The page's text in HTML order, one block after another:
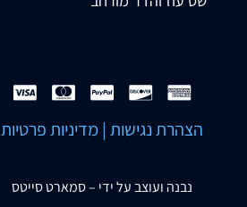
הצהרת נגישות | מדיניות פרטיות
נבנה ועוצב על ידי –סמארט סייטס